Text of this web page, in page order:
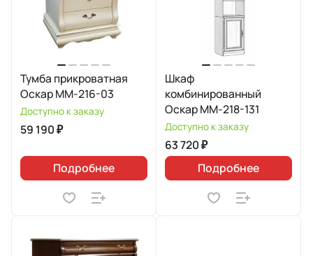
Тумба прикроватная
Оскар ММ-216-03
Доступно к заказу
59 190 ₽
Подробнее
Шкаф
комбинированный
Оскар ММ-218-131
Доступно к заказу
63 720 ₽
Подробнее